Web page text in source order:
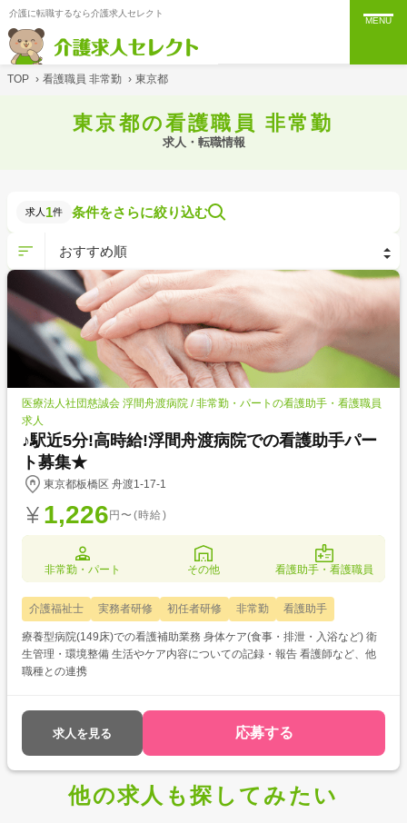
介護に転職するなら介護求人セレクト
MENU
TOP › 看護職員 非常勤 › 東京都
東京都の看護職員 非常勤
求人・転職情報
求人 1件 条件をさらに絞り込む
医療法人社団慈誠会 浮間舟渡病院 / 非常勤・パートの看護助手・看護職員
求人
♪駅近5分!高時給!浮間舟渡病院での看護助手パー
ト募集★
東京都板橋区 舟渡1-17-1
1,226 円〜(時給)
非常勤・パート その他 看護助手・看護職員
介護福祉士 実務者研修 初任者研修 非常勤 看護助手
療養型病院(149床)での看護補助業務 身体ケア(食事・排泄・入浴など) 衛
生管理・環境整備 生活やケア内容についての記録・報告 看護師など、他
職種との連携
求人を見る 応募する
他の求人も探してみたい